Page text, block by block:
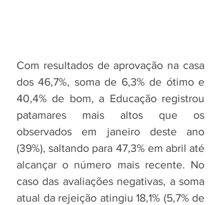
Com resultados de aprovação na casa
dos 46,7%, soma de 6,3% de ótimo e
40,4% de bom, a Educação registrou
patamares mais altos que os
observados em janeiro deste ano
(39%), saltando para 47,3% em abril até
alcançar o número mais recente. No
caso das avaliações negativas, a soma
atual da rejeição atingiu 18,1% (5,7% de